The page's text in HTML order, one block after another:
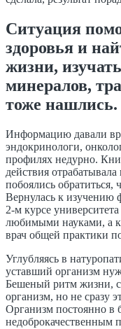
Ситуация
здоровья и
жизни,
минералов,
тоже нашлись.
Информацию давали
эндокринологи,
профилях недурно.
действия
побоялись
Вернулась к изучению
2‑м курсе
любимыми науками, а
врач общей практики
Углубляясь в
уставший организм
Бешеный ритм жизни,
организм, но не сразу
Организм постоянно в
недоброкачественным